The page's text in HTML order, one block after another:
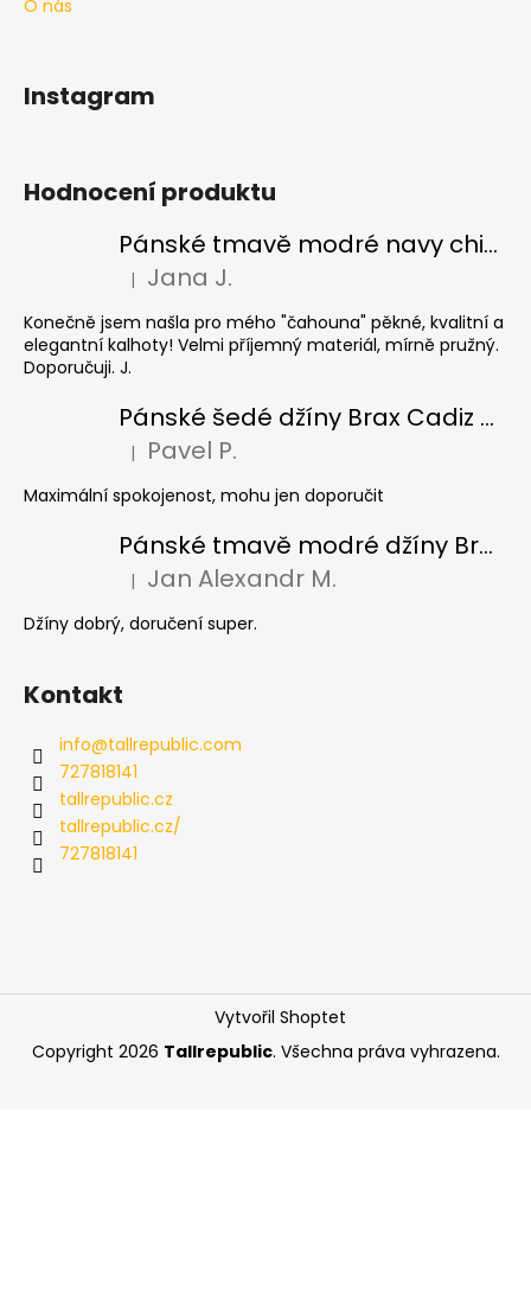
O nás
Instagram
Hodnocení produktu
Pánské tmavě modré navy chinos Ed Baxter, prodloužené
Hodnocení produktu je 5 z 5 hvězdiček.
| Jana J.
Konečně jsem našla pro mého "čahouna" pěkné, kvalitní a
elegantní kalhoty! Velmi příjemný materiál, mírně pružný.
Doporučuji. J.
Pánské šedé džíny Brax Cadiz Grey smoke, prodloužené
Hodnocení produktu je 5 z 5 hvězdiček.
| Pavel P.
Maximální spokojenost, mohu jen doporučit
Pánské tmavě modré džíny Brax Cadiz Dark blue, prodloužené
Hodnocení produktu je 5 z 5 hvězdiček.
| Jan Alexandr M.
Džíny dobrý, doručení super.
Kontakt
info@tallrepublic.com
727818141
tallrepublic.cz
tallrepublic.cz/
727818141
Vytvořil Shoptet
Copyright 2026 Tallrepublic. Všechna práva vyhrazena.